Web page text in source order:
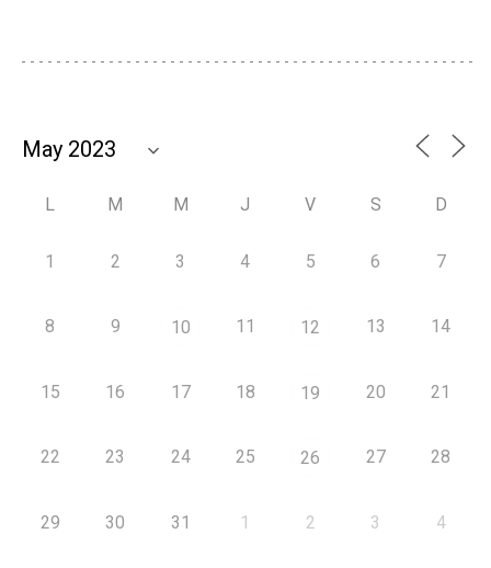
L M M J V S D
1 2 3 4 5 6 7
8 9 10 11 12 13 14
15 16 17 18 19 20 21
22 23 24 25 26 27 28
29 30 31 1 2 3 4